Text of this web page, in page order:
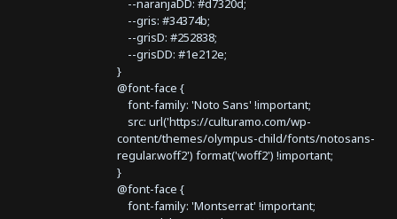
--naranjaDD: #d7320d;
--gris: #34374b;
--grisD: #252838;
--grisDD: #1e212e;
}
@font-face {
font-family: 'Noto Sans' !important;
src: url('https://culturamo.com/wp-
content/themes/olympus-child/fonts/notosans-
regular.woff2') format('woff2') !important;
}
@font-face {
font-family: 'Montserrat' !important;